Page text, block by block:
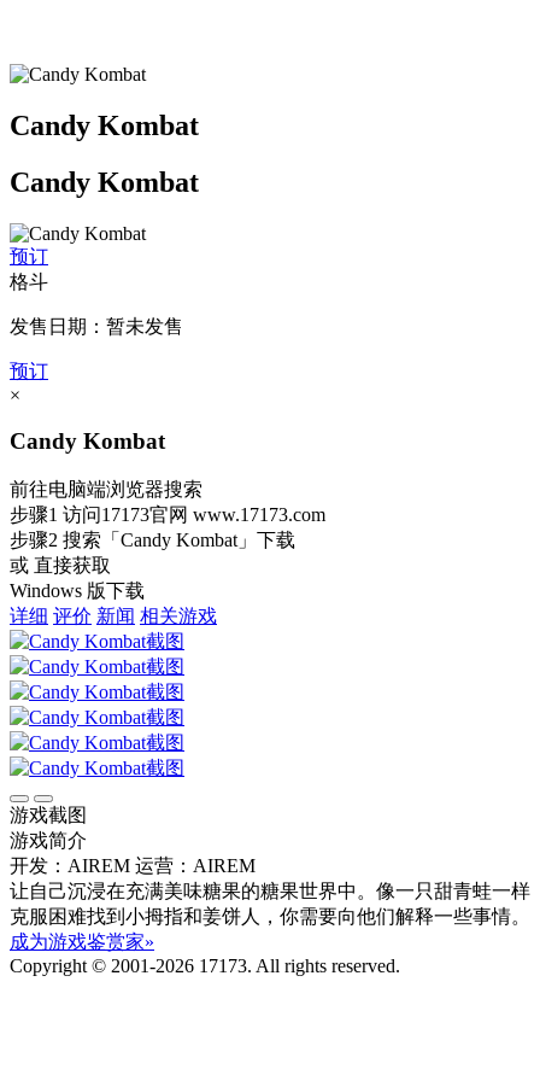
Candy Kombat
Candy Kombat
预订
格斗
发售日期：暂未发售
预订
×
Candy Kombat
前往电脑端浏览器搜索
步骤1 访问17173官网 www.17173.com
步骤2 搜索 「Candy Kombat」 下载
或 直接获取
Windows 版下载
详细 评价 新闻 相关游戏
游戏截图
游戏简介
开发：AIREM 运营：AIREM
让自己沉浸在充满美味糖果的糖果世界中。像一只甜青蛙一样
克服困难找到小拇指和姜饼人，你需要向他们解释一些事情。
成为游戏鉴赏家»
Copyright © 2001-2026 17173. All rights reserved.